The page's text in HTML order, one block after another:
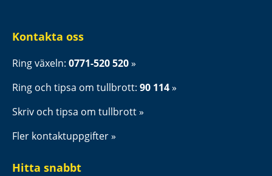
Kontakta oss
Ring växeln: 0771-520 520
Ring och tipsa om tullbrott: 90 114
Skriv och tipsa om tullbrott
Fler kontaktuppgifter
Hitta snabbt